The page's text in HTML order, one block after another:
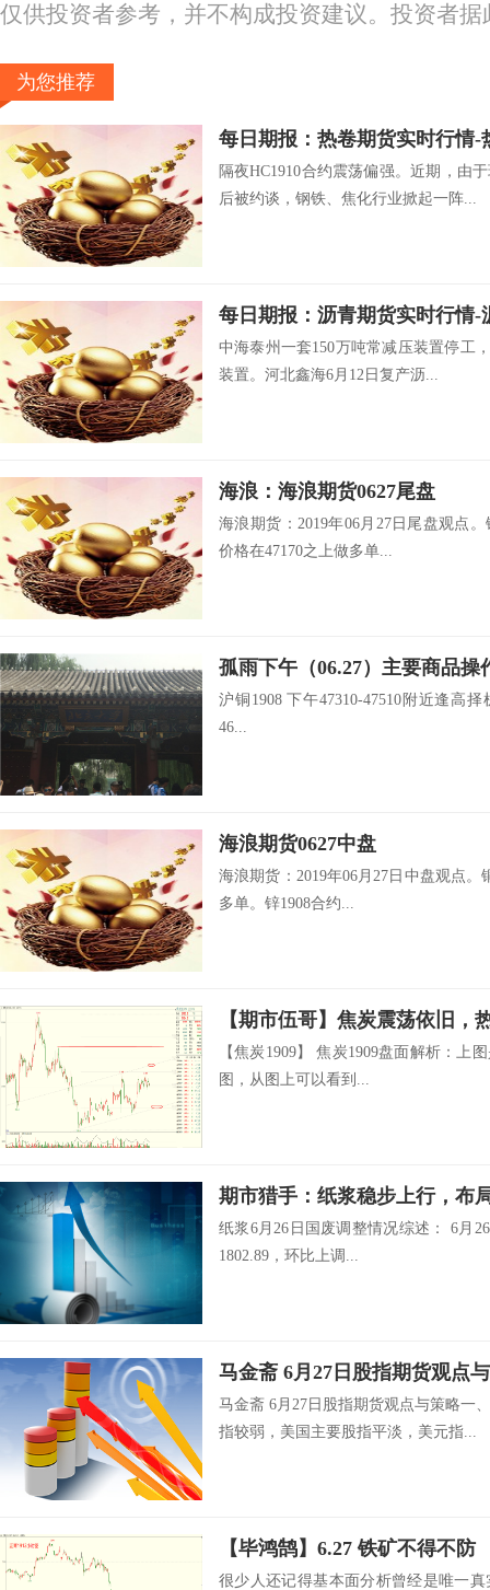
仅供投资者参考，并不构成投资建议。投资者
为您推荐
隔夜HC1910合约震荡偏强。近期，由
后被约谈，钢铁、焦化行业掀起一阵...
中海泰州一套150万吨常减压装置停工
装置。河北鑫海6月12日复产沥...
海浪：海浪期货0627尾盘
海浪期货：2019年06月27日尾盘观点
价格在47170之上做多单...
孤雨下午（06.27）主要商品操
沪铜1908 下午47310-47510附近逢高
46...
海浪期货0627中盘
海浪期货：2019年06月27日中盘观点。
多单。锌1908合约...
【焦炭1909】 焦炭1909盘面解析：上
图，从图上可以看到...
期市猎手：纸浆稳步上行，布
纸浆6月26日国废调整情况综述： 6月
1802.89，环比上调...
马金斋 6月27日股指期货观点
马金斋 6月27日股指期货观点与策略一
指较弱，美国主要股指平淡，美元指...
【毕鸿鹄】6.27 铁矿不得不防
很少人还记得基本面分析曾经是唯一